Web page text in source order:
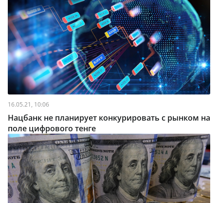
16.05.21, 10:06
Нацбанк не планирует конкурировать с рынком на
поле цифрового тенге